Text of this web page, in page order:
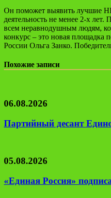
Он поможет выявить лучшие
деятельность не менее 2-х
всем неравнодушным людям,
конкурс – это новая площадка
России Ольга Занко.
Похожие записи
06.08.2026
Партийный десант
05.08.2026
«Единая Россия»